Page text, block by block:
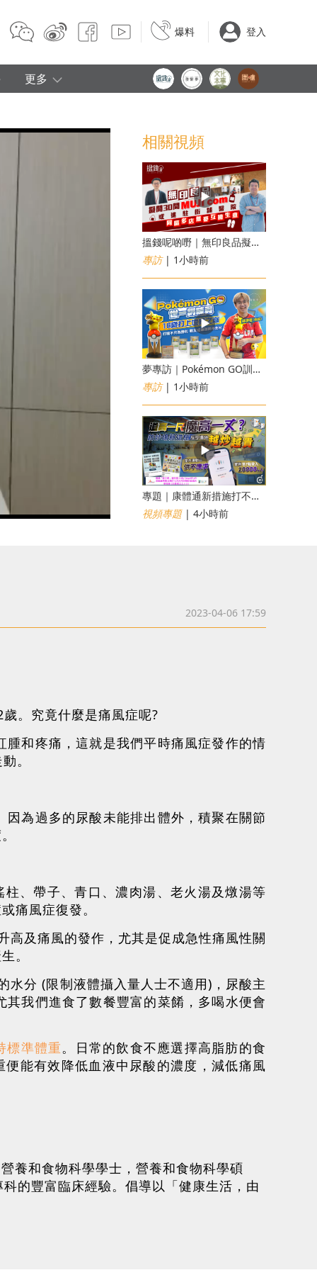
爆料 登入
更多
相關視頻
搵錢呢啲嘢｜無印良品擬開30間「MUJI com」 或進駐街舖醫院 同區多店無憂互搶生意
專訪| 1小時前
夢專訪｜Pokémon GO訓練員「蝦皮」16歲打上世界第一！戰友成最強後盾
專訪| 1小時前
專題｜康體通新措施打不倒黃牛？室內運動場一場難求越炒越貴
視頻專題| 4小時前
2023-04-06 17:59
。究竟什麼是痛風症呢?
和疼痛，這就是我們平時痛風症發作的情
。
為過多的尿酸未能排出體外，積聚在關節
、帶子、青口、濃肉湯、老火湯及燉湯等
痛風症復發。
高及痛風的發作，尤其是促成急性痛風性關
。
水分 (限制液體攝入量人士不適用)，尿酸主
我們進食了數餐豐富的菜餚，多喝水便會
標準體重。日常的飲食不應選擇高脂肪的食
能有效降低血液中尿酸的濃度，減低痛風
和食物科學學士，營養和食物科學碩
的豐富臨床經驗。倡導以「健康生活，由